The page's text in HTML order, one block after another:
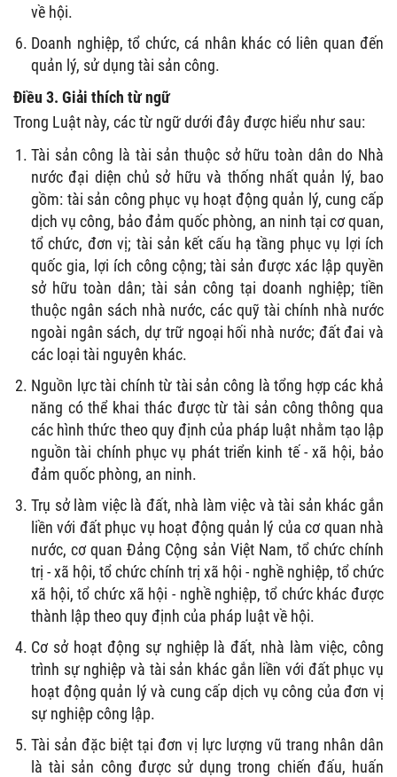
về hội.
Doanh nghiệp, tổ chức, cá nhân khác có liên quan đến
quản lý, sử dụng tài sản công.
Điều 3. Giải thích từ ngữ
Trong Luật này, các từ ngữ dưới đây được hiểu như sau:
Tài sản công là tài sản thuộc sở hữu toàn dân do Nhà
nước đại diện chủ sở hữu và thống nhất quản lý, bao
gồm: tài sản công phục vụ hoạt động quản lý, cung cấp
dịch vụ công, bảo đảm quốc phòng, an ninh tại cơ quan,
tổ chức, đơn vị; tài sản kết cấu hạ tầng phục vụ lợi ích
quốc gia, lợi ích công cộng; tài sản được xác lập quyền
sở hữu toàn dân; tài sản công tại doanh nghiệp; tiền
thuộc ngân sách nhà nước, các quỹ tài chính nhà nước
ngoài ngân sách, dự trữ ngoại hối nhà nước; đất đai và
các loại tài nguyên khác.
Nguồn lực tài chính từ tài sản công là tổng hợp các khả
năng có thể khai thác được từ tài sản công thông qua
các hình thức theo quy định của pháp luật nhằm tạo lập
nguồn tài chính phục vụ phát triển kinh tế - xã hội, bảo
đảm quốc phòng, an ninh.
Trụ sở làm việc là đất, nhà làm việc và tài sản khác gắn
liền với đất phục vụ hoạt động quản lý của cơ quan nhà
nước, cơ quan Đảng Cộng sản Việt Nam, tổ chức chính
trị - xã hội, tổ chức chính trị xã hội - nghề nghiệp, tổ chức
xã hội, tổ chức xã hội - nghề nghiệp, tổ chức khác được
thành lập theo quy định của pháp luật về hội.
Cơ sở hoạt động sự nghiệp là đất, nhà làm việc, công
trình sự nghiệp và tài sản khác gắn liền với đất phục vụ
hoạt động quản lý và cung cấp dịch vụ công của đơn vị
sự nghiệp công lập.
Tài sản đặc biệt tại đơn vị lực lượng vũ trang nhân dân
là tài sản công được sử dụng trong chiến đấu, huấn